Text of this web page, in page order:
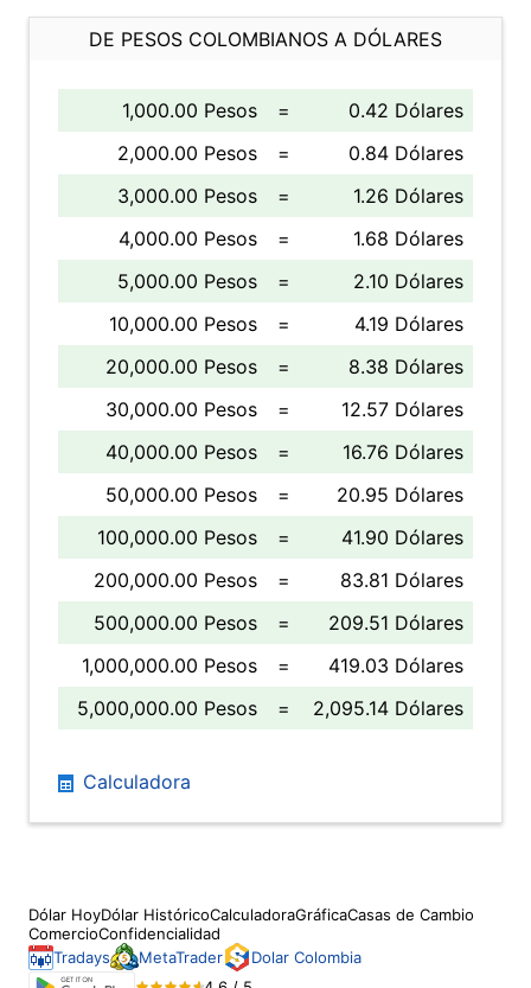
DE PESOS COLOMBIANOS A DÓLARES
1,000.00 Pesos =
0.42 Dólares
2,000.00 Pesos
=
0.84 Dólares
3,000.00 Pesos
=
1.26 Dólares
4,000.00 Pesos
=
1.68 Dólares
5,000.00 Pesos
=
2.10 Dólares
10,000.00 Pesos
=
4.19 Dólares
20,000.00 Pesos
=
8.38 Dólares
30,000.00 Pesos
=
12.57 Dólares
40,000.00 Pesos
=
16.76 Dólares
50,000.00 Pesos
=
20.95 Dólares
100,000.00 Pesos
=
41.90 Dólares
200,000.00 Pesos
=
83.81 Dólares
500,000.00 Pesos
=
209.51 Dólares
1,000,000.00 Pesos
=
419.03 Dólares
5,000,000.00 Pesos
= 2,095.14 Dólares
Calculadora
Dólar HoyDólar HistóricoCalculadoraGráficaCasas de Cambio
ComercioConfidencialidad
Tradays
MetaTrader
Dolar Colombia